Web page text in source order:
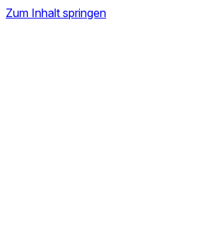
Zum Inhalt springen